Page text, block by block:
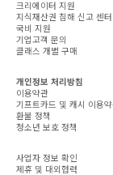
크리에이터 지원
지식재산권 침해 신고 센터
국비 지원
기업고객 문의
클래스 개별 구매
개인정보 처리방침
이용약관
기프트카드 및 캐시 이용
환불 정책
청소년 보호 정책
사업자 정보 확인
제휴 및 대외협력